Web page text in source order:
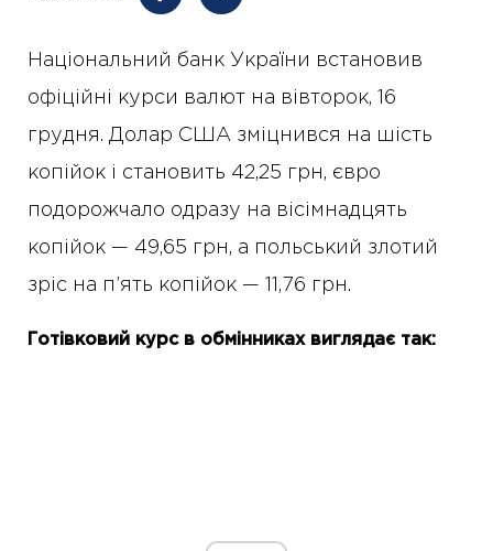
Національний банк України встановив
офіційні курси валют на вівторок, 16
грудня. Долар США зміцнився на шість
копійок і становить 42,25 грн, євро
подорожчало одразу на вісімнадцять
копійок — 49,65 грн, а польський злотий
зріс на п’ять копійок — 11,76 грн.
Готівковий курс в обмінниках виглядає так: